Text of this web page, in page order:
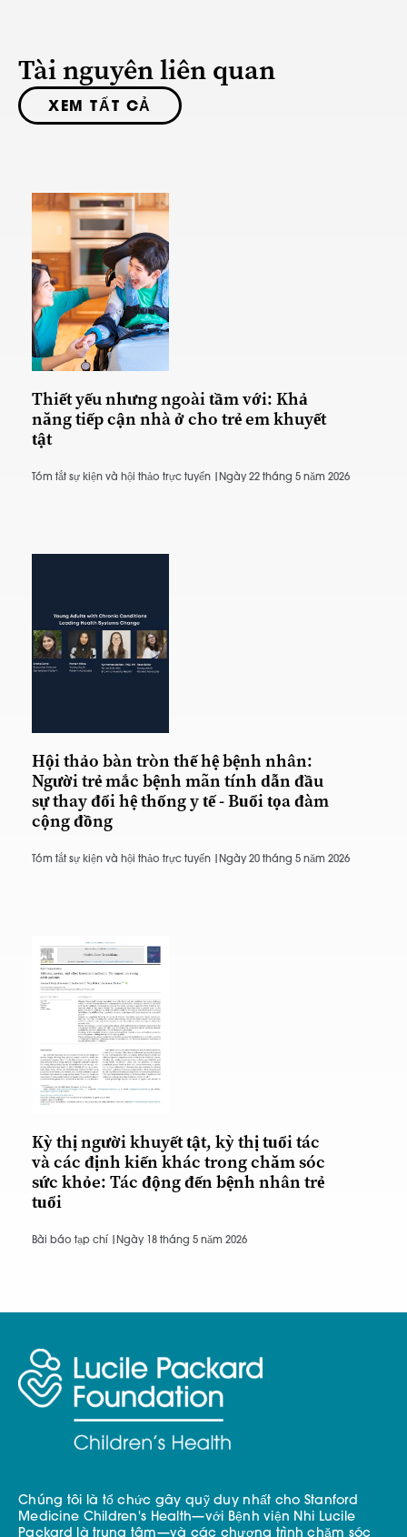
Tài nguyên liên quan
XEM TẤT CẢ
Thiết yếu nhưng ngoài tầm với: Khả
năng tiếp cận nhà ở cho trẻ em khuyết
tật
Tóm tắt sự kiện và hội thảo trực tuyến | Ngày 22 tháng 5 năm 2026
Hội thảo bàn tròn thế hệ bệnh nhân:
Người trẻ mắc bệnh mãn tính dẫn đầu
sự thay đổi hệ thống y tế - Buổi tọa đàm
cộng đồng
Tóm tắt sự kiện và hội thảo trực tuyến | Ngày 20 tháng 5 năm 2026
Kỳ thị người khuyết tật, kỳ thị tuổi tác
và các định kiến khác trong chăm sóc
sức khỏe: Tác động đến bệnh nhân trẻ
tuổi
Bài báo tạp chí | Ngày 18 tháng 5 năm 2026
Chúng tôi là tổ chức gây quỹ duy nhất cho Stanford
Medicine Children's Health—với Bệnh viện Nhi Lucile
Packard là trung tâm—và các chương trình chăm sóc